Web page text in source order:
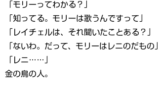
「モリーってわかる？」
「知ってる。モリーは歌うんですって」
「レイチェルは、それ聞いたことある？」
「ないわ。だって、モリーはレニのだもの」
「レニ……」
金の鳥の人。